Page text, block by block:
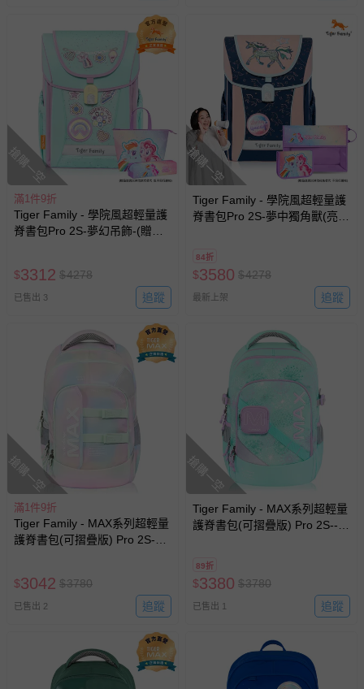
搶購一空
滿1件9折
Tiger Family - 學院風超輕量護
脊書包Pro 2S-夢幻吊飾-(贈
式替代 不另行通知
$3312 $4278
已售出 3 追蹤
搶購一空
Tiger Family - 學院風超輕量護
脊書包Pro 2S-夢中獨角獸(亮片
其他樣式替代 不另行通知
84折
$3580 $4278
最新上架 追蹤
搶購一空
滿1件9折
Tiger Family - MAX系列超輕量
護脊書包(可摺疊版) Pro 2S-生
$3042 $3780
已售出 2 追蹤
搶購一空
Tiger Family - MAX系列超輕量
護脊書包(可摺疊版) Pro 2S--飛
89折
$3380 $3780
已售出 1 追蹤